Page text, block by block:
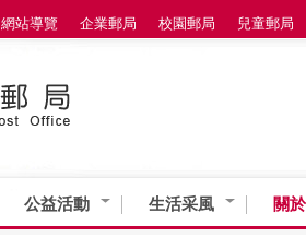
網站導覽 企業郵局 校園郵局 兒童郵局
公益活動 生活采風 關